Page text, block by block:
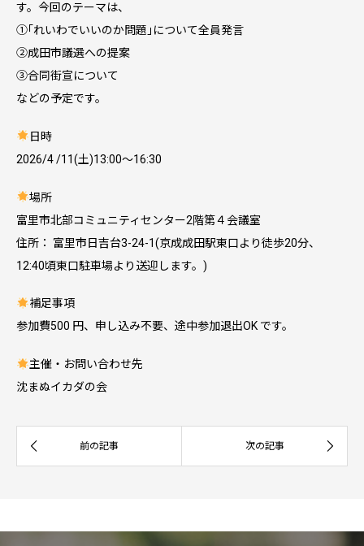
す。今回のテーマは、
①｢れいわでいいのか問題｣について全員発言
➁成田市議選への提案
③合同街宣について
などの予定です。
日時
2026/4 /11(土)13:00～16:30
場所
富里市北部コミュニティセンター2階第４会議室
住所： 富里市日吉台3-24-1(京成成田駅東口より徒歩20分、
12:40頃東口駐車場より送迎します。)
補足事項
参加費500 円、申し込み不要、途中参加退出OK です。
主催・お問い合わせ先
沈まぬイカダの会